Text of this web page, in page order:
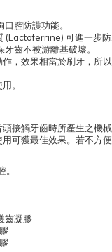
口腔防護功能。
(Lactoferrine) 可進一步防
牙齒不被游離基破壞。
，效果相當於刷牙，所
。
接觸牙齒時所產生之機
可獲最佳效果。若不方
齒凝膠